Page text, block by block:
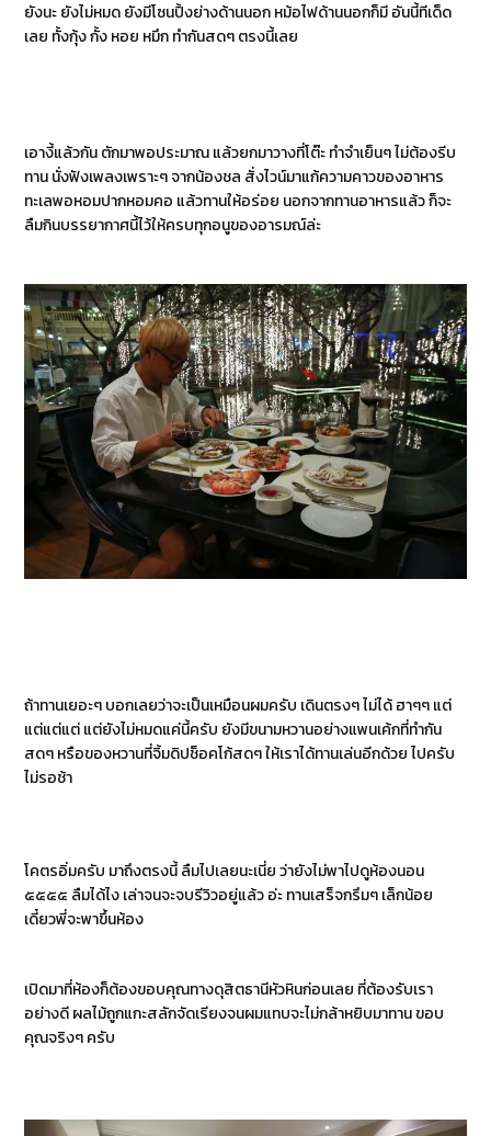
ยังนะ ยังไม่หมด ยังมีโซนปิ้งย่างด้านนอก หม้อไฟด้านนอกก็มี อันนี้ทีเด็ด
เลย ทั้งกุ้ง กั้ง หอย หมึก ทำกันสดๆ ตรงนี้เลย
เอางี้แล้วกัน ตักมาพอประมาณ แล้วยกมาวางที่โต๊ะ ทำจำเย็นๆ ไม่ต้องรีบ
ทาน นั่งฟังเพลงเพราะๆ จากน้องชล สั่งไวน์มาแก้ความคาวของอาหาร
ทะเลพอหอมปากหอมคอ แล้วทานให้อร่อย นอกจากทานอาหารแล้ว ก็จะ
ลืมกินบรรยากาศนี้ไว้ให้ครบทุกอนูของอารมณ์ล่ะ
ถ้าทานเยอะๆ บอกเลยว่าจะเป็นเหมือนผมครับ เดินตรงๆ ไม่ได้ ฮาๆๆ แต่
แต่แต่แต่ แต่ยังไม่หมดแค่นี้ครับ ยังมีขนามหวานอย่างแพนเค้กที่ทำกัน
สดๆ หรือของหวานที่จิ้มดิปช็อคโก้สดๆ ให้เราได้ทานเล่นอีกด้วย ไปครับ
ไม่รอช้า
โคตรอิ่มครับ มาถึงตรงนี้ ลืมไปเลยนะเนี่ย ว่ายังไม่พาไปดูห้องนอน
๕๕๕๕ ลืมได้ไง เล่าจนจะจบรีวิวอยู่แล้ว อ่ะ ทานเสร็จกรึมๆ เล็กน้อย
เดี๋ยวพี่จะพาขึ้นห้อง
เปิดมาที่ห้องก็ต้องขอบคุณทางดุสิตธานีหัวหินก่อนเลย ที่ต้องรับเรา
อย่างดี ผลไม้ถูกแกะสลักจัดเรียงจนผมแทบจะไม่กล้าหยิบมาทาน ขอบ
คุณจริงๆ ครับ